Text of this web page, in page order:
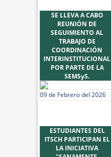
SE LLEVA A CABO
REUNIÓN DE
SEGUIMIENTO AL
TRABAJO DE
COORDINACIÓN
INTERINSTITUCIONAL
POR PARTE DE LA
SEMSyS.
09 de Febrero del 2026
ESTUDIANTES DEL
ITSCH PARTICIPAN EL
LA INICIATIVA